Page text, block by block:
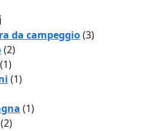
da campeggio(3)
(2)
(1)
(1)
(1)
(2)